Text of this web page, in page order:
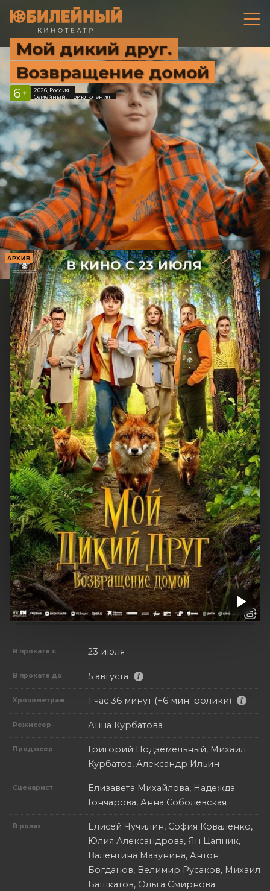
Мой дикий друг.
Возвращение домой
6 +
2026, Россия
Семейный, Приключения
АРХИВ
В прокате с 23 июля
В прокате до 5 августа
Хронометраж 1 час 36 минут (+6 мин. ролики)
Режиссер Анна Курбатова
Продюсер
Григорий Подземельный, Михаил
Курбатов, Александр Ильин
Сценарист
Елизавета Михайлова, Надежда
Гончарова, Анна Соболевская
В ролях
Елисей Чучилин, София Коваленко,
Юлия Александрова, Ян Цапник,
Валентина Мазунина, Антон
Богданов, Велимир Русаков, Михаил
Башкатов, Ольга Смирнова